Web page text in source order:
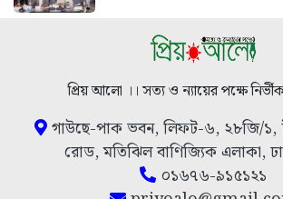
প্রিয় আলো ।। সত্য ও ন্যায়ের পক্ষে
গাউছে-পাক ভবন, লিফট-৬, ২৮জি/১,
রোড, মতিঝিল বাণিজ্যিক এলাকা,
০১৬৭৬-৯১৫১২১